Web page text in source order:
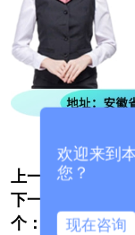
上一个: 工程车
下一
个：
欢迎来到
您？
现在咨询